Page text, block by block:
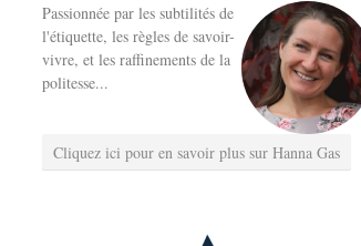
Passionnée par les subtilités de
l'étiquette, les règles de savoir-
vivre, et les raffinements de la
politesse...
Cliquez ici pour en savoir plus sur Hanna Gas